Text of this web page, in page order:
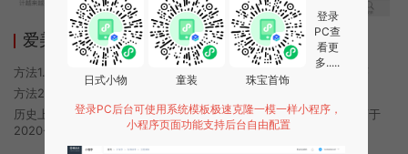
爱美女性时尚网小程序使用方法
方法1. 使用微信扫描本页面上方二维码进入爱美女性时尚网的小程序
方法2. 在微信中搜索“爱美女性时尚网”即可进入小程序
历史上的今时小程序由爱美女性时尚网团队开发，易企达小程序商店于
2020-10-16 08:30发布
日式小物 童装 珠宝首饰
登录
PC查
看更
多.....
登录PC后台可使用系统模板极速克隆一模一样小程序，
小程序页面功能支持后台自由配置